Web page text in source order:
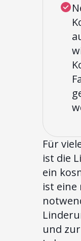
Für
ist die
ein
ist eine
und